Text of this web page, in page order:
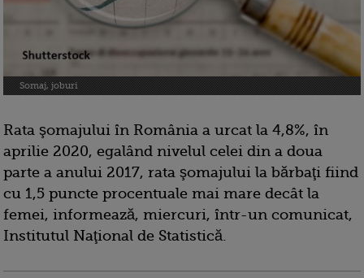
Somaj, joburi
Rata şomajului în România a urcat la 4,8%, în
aprilie 2020, egalând nivelul celei din a doua
parte a anului 2017, rata şomajului la bărbaţi fiind
cu 1,5 puncte procentuale mai mare decât la
femei, informează, miercuri, într-un comunicat,
Institutul Naţional de Statistică.